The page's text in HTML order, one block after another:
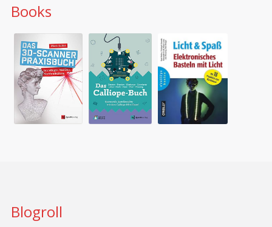
Books
Blogroll